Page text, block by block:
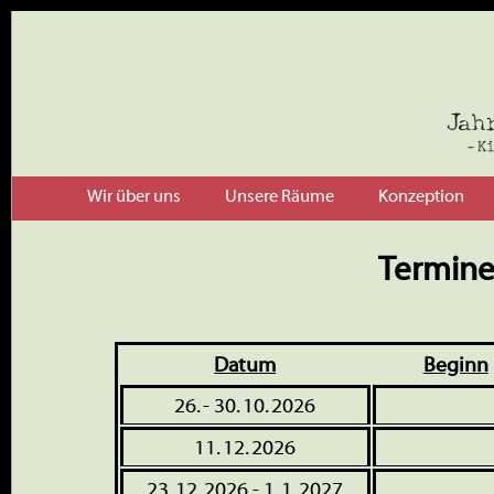
Wir über uns Unsere Räume Konzeption
Datum
Beginn
26. - 30. 10. 2026
11. 12. 2026